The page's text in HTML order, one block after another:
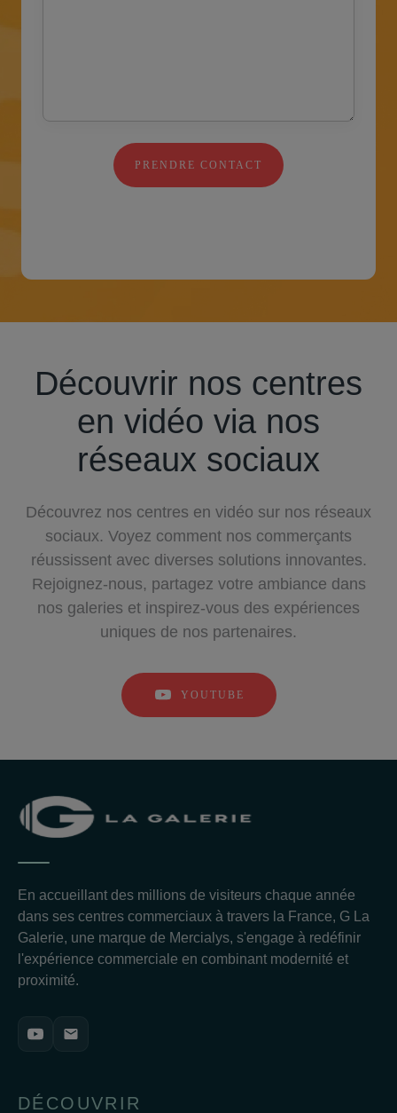
PRENDRE CONTACT
Découvrir nos centres
en vidéo via nos
réseaux sociaux
Découvrez nos centres en vidéo sur nos réseaux
sociaux. Voyez comment nos commerçants
réussissent avec diverses solutions innovantes.
Rejoignez-nous, partagez votre ambiance dans
nos galeries et inspirez-vous des expériences
uniques de nos partenaires.
YOUTUBE
En accueillant des millions de visiteurs chaque année
dans ses centres commerciaux à travers la France, G La
Galerie, une marque de Mercialys, s'engage à redéfinir
l'expérience commerciale en combinant modernité et
proximité.
DÉCOUVRIR